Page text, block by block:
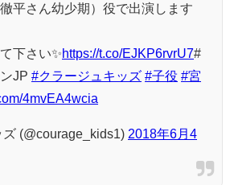
平さん幼少期）役で出演します
下さい✨https://t.co/EJKP6rvrU7#
JP #クラージュキッズ #子役 #宮
4mvEA4wcia
(@courage_kids1) 2018年6月4